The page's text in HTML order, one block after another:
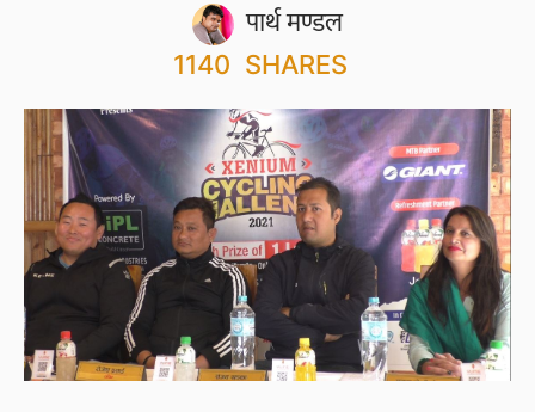
पार्थ मण्डल
1140 SHARES